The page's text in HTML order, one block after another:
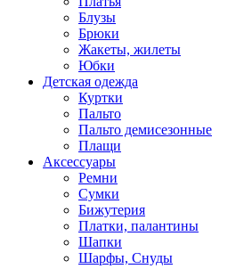
Блузы
Брюки
Жакеты, жилеты
Юбки
Детская одежда
Куртки
Пальто
Пальто демисезонные
Плащи
Аксессуары
Ремни
Сумки
Бижутерия
Платки, палантины
Шапки
Шарфы, Снуды